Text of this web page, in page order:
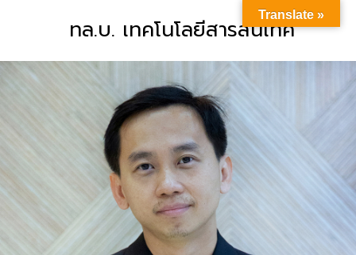
ทล.บ. เทคโนโลยีสารสนเทศ
Translate »